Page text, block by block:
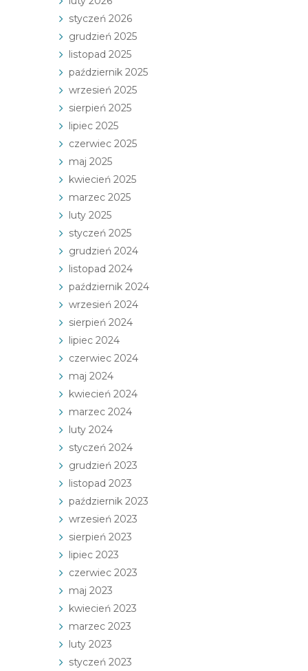
styczeń 2026
grudzień 2025
listopad 2025
październik 2025
wrzesień 2025
sierpień 2025
lipiec 2025
czerwiec 2025
maj 2025
kwiecień 2025
marzec 2025
luty 2025
styczeń 2025
grudzień 2024
listopad 2024
październik 2024
wrzesień 2024
sierpień 2024
lipiec 2024
czerwiec 2024
maj 2024
kwiecień 2024
marzec 2024
luty 2024
styczeń 2024
grudzień 2023
listopad 2023
październik 2023
wrzesień 2023
sierpień 2023
lipiec 2023
czerwiec 2023
maj 2023
kwiecień 2023
marzec 2023
luty 2023
styczeń 2023